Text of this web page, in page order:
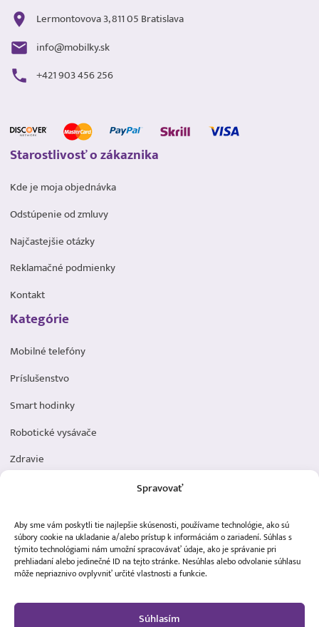
Spravovať
Aby sme vám poskytli tie najlepšie skúsenosti, používame technológie, ako sú
súbory cookie na ukladanie a/alebo prístup k informáciám o zariadení. Súhlas s
týmito technológiami nám umožní spracovávať údaje, ako je správanie pri
prehliadaní alebo jedinečné ID na tejto stránke. Nesúhlas alebo odvolanie súhlasu
môže nepriaznivo ovplyvniť určité vlastnosti a funkcie.
Súhlasím
Lermontovova 3, 811 05 Bratislava
info@mobilky.sk
+421 903 456 256
Starostlivosť o zákaznika
Kde je moja objednávka
Odstúpenie od zmluvy
Najčastejšie otázky
Reklamačné podmienky
Kontakt
Kategórie
Mobilné telefóny
Príslušenstvo
Smart hodinky
Robotické vysávače
Zdravie
Dôležité odkazy
Obchodné podmienky